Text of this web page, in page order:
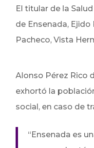
El titular de la
de Ensenada, Ejido
Pacheco, Vista
Alonso Pérez Rico
exhortó la
social, en caso de
“Ensenada es